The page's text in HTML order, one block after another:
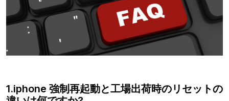
1.iphone 強制再起動と工場出荷時のリセットの